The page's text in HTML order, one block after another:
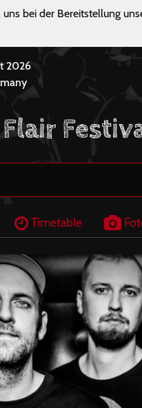
bei der Bereitstellung
2026
Timetable